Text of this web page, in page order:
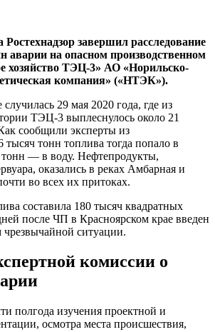
Ростехнадзор завершил расследование
аварии на опасном производственном
хозяйство ТЭЦ-3» АО «Норильско-
компания» («НТЭК»).
29 мая 2020 года, где из
ТЭЦ-3 выплеснулось около 21
сообщили эксперты из
тысяч тонн топлива тогда попало в
тонн — в воду. Нефтепродукты,
оказались в реках Амбарная и
во всех их притоках.
составила 180 тысяч квадратных
после ЧП в Красноярском крае введен
ситуации.
комиссии о
полгода изучения проектной и
осмотра места происшествия,